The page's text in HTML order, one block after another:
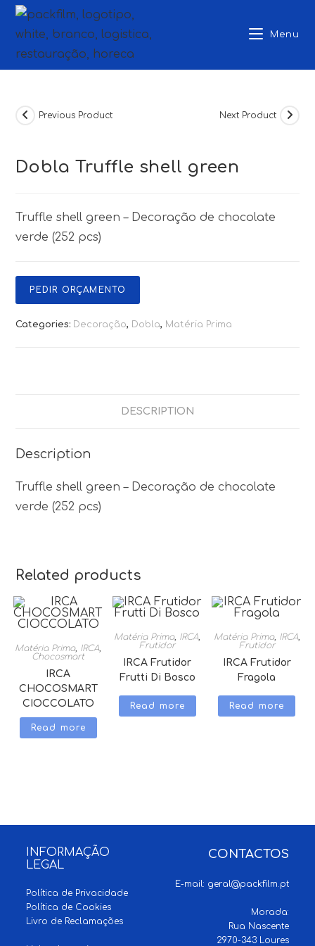
Skip
Menu
Previous Product Next Product
Dobla Truffle shell green
Truffle shell green – Decoração de chocolate
verde (252 pcs)
PEDIR ORÇAMENTO
Categories: Decoração, Dobla, Matéria Prima
DESCRIPTION
Description
Truffle shell green – Decoração de chocolate
verde (252 pcs)
Related products
Matéria Prima, IRCA,
Chocosmart
IRCA
CHOCOSMART
CIOCCOLATO
Read more
Matéria Prima, IRCA,
Frutidor
IRCA Frutidor
Frutti Di Bosco
Read more
Matéria Prima, IRCA,
Frutidor
IRCA Frutidor
Fragola
Read more
INFORMAÇÃO
LEGAL
Política de Privacidade
Política de Cookies
Livro de Reclamações
CONTACTOS
E-mail: geral@packfilm.pt
Morada:
Rua Nascente
2970-343 Loures